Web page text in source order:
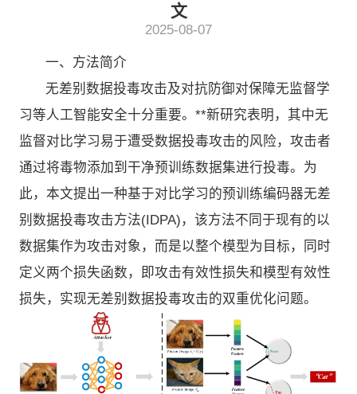
文
2025-08-07
一、方法简介
无差别数据投毒攻击及对抗防御对保障无监督学
习等人工智能安全十分重要。**新研究表明，其中无
监督对比学习易于遭受数据投毒攻击的风险，攻击者
通过将毒物添加到干净预训练数据集进行投毒。为
此，本文提出一种基于对比学习的预训练编码器无差
别数据投毒攻击方法(IDPA)，该方法不同于现有的以
数据集作为攻击对象，而是以整个模型为目标，同时
定义两个损失函数，即攻击有效性损失和模型有效性
损失，实现无差别数据投毒攻击的双重优化问题。